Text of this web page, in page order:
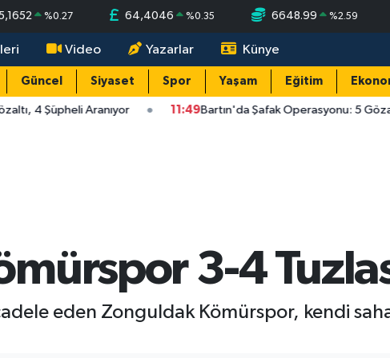
%0.27 64,4046 %0.35 6648.99 %2.59
Video Yazarlar Künye
Güncel Siyaset Spor Yaşam Eğitim
4 Şüpheli Aranıyor 11:49Bartın'da Şafak Operasyonu: 5
3-4
eden Zonguldak Kömürspor, kendi